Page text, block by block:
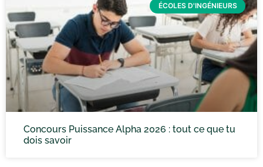
ÉCOLES D'INGÉNIEURS
Concours Puissance Alpha 2026 : tout ce que tu
dois savoir